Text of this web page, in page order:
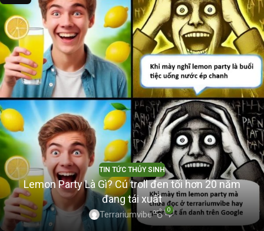
TIN TỨC THỦY SINH
Lemon Party Là Gì? Cú troll đen tối hơn 20 năm
đang tái xuất
Terrariumvibe 0